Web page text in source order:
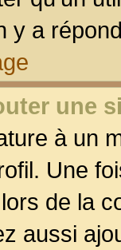
y a
une
à un
Une
lors de la
aussi